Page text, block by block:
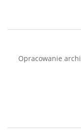
Opracowanie